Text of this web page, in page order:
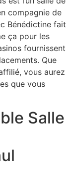
compagnie de
Bénédictine fait
ça pour les
fournissent
Que
vous aurez
que vous
Salle